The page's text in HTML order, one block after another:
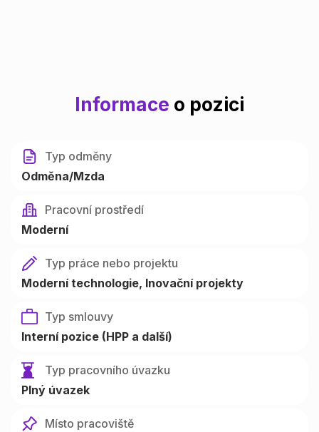
Informace o pozici
Typ odměny
Odměna/Mzda
Pracovní prostředí
Moderní
Typ práce nebo projektu
Moderní technologie Inovační projekty
Typ smlouvy
Interní pozice (HPP a další)
Typ pracovního úvazku
Plný úvazek
Místo pracoviště